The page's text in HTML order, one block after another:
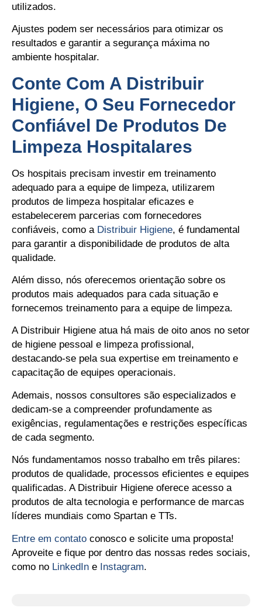
utilizados.
Ajustes podem ser necessários para otimizar os
resultados e garantir a segurança máxima no
ambiente hospitalar.
Conte Com A Distribuir
Higiene, O Seu Fornecedor
Confiável De Produtos De
Limpeza Hospitalares
Os hospitais precisam investir em treinamento
adequado para a equipe de limpeza, utilizarem
produtos de limpeza hospitalar eficazes e
estabelecerem parcerias com fornecedores
confiáveis, como a Distribuir Higiene, é fundamental
para garantir a disponibilidade de produtos de alta
qualidade.
Além disso, nós oferecemos orientação sobre os
produtos mais adequados para cada situação e
fornecemos treinamento para a equipe de limpeza.
A Distribuir Higiene atua há mais de oito anos no setor
de higiene pessoal e limpeza profissional,
destacando-se pela sua expertise em treinamento e
capacitação de equipes operacionais.
Ademais, nossos consultores são especializados e
dedicam-se a compreender profundamente as
exigências, regulamentações e restrições específicas
de cada segmento.
Nós fundamentamos nosso trabalho em três pilares:
produtos de qualidade, processos eficientes e equipes
qualificadas. A Distribuir Higiene oferece acesso a
produtos de alta tecnologia e performance de marcas
líderes mundiais como Spartan e TTs.
Entre em contato conosco e solicite uma proposta!
Aproveite e fique por dentro das nossas redes sociais,
como no LinkedIn e Instagram.